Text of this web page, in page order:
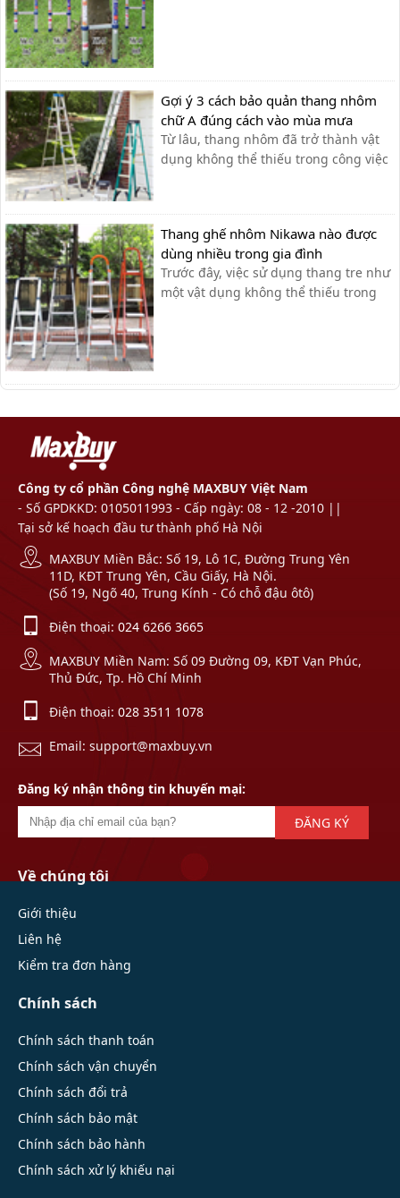
phải ai cũng có thể dễ [&hel...
Gợi ý 3 cách bảo quản thang nhôm
chữ A đúng cách vào mùa mưa
Từ lâu, thang nhôm đã trở thành vật
dụng không thể thiếu trong công việc
Ameca hay Nikita,… Với những ưu
điểm vượt trội về chiều cao cũng như
độ an toàn, chắc chắn, khả năng
chịu...
Thang ghế nhôm Nikawa nào được
dùng nhiều trong gia đình
Trước đây, việc sử dụng thang tre như
một vật dụng không thể thiếu trong
gọn, tiện ích, độ an toàn đạt tiêu ...
Công ty cổ phần Công nghệ MAXBUY Việt Nam
- Số GPDKKD: 0105011993 - Cấp ngày: 08 - 12 -2010 ||
Tại sở kế hoạch đầu tư thành phố Hà Nội
MAXBUY Miền Bắc: Số 19, Lô 1C, Đường Trung Yên
11D, KĐT Trung Yên, Cầu Giấy, Hà Nội.
(Số 19, Ngõ 40, Trung Kính - Có chỗ đậu ôtô)
Điện thoại: 024 6266 3665
MAXBUY Miền Nam: Số 09 Đường 09, KĐT Vạn Phúc,
Thủ Đức, Tp. Hồ Chí Minh
Điện thoại: 028 3511 1078
Email: support@maxbuy.vn
Đăng ký nhận thông tin khuyến mại:
ĐĂNG KÝ
Về chúng tôi
Giới thiệu
Liên hệ
Kiểm tra đơn hàng
Chính sách
Chính sách thanh toán
Chính sách vận chuyển
Chính sách đổi trả
Chính sách bảo mật
Chính sách bảo hành
Chính sách xử lý khiếu nại